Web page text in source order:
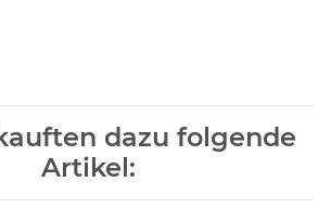
dazu folgende
Artikel: